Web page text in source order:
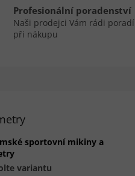
Profesionální poradenství
Naši prodejci Vám rádi poradí
při nákupu
sportovní mikiny a
variantu